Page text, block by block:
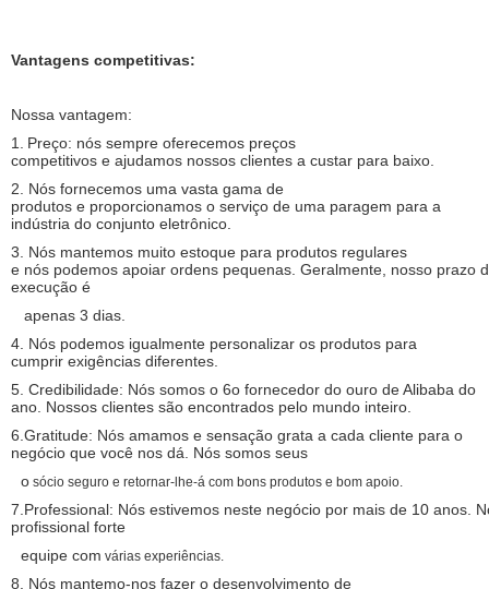
Vantagens competitivas:
Nossa vantagem:
1.
Preço: nós sempre oferecemos preços
competitivos e ajudamos nossos clientes a custar para baixo.
2. Nós fornecemos uma vasta gama de
produtos e proporcionamos o serviço de uma paragem para a
indústria do conjunto eletrônico.
3. Nós mantemos muito estoque para produtos regulares
e nós podemos apoiar ordens pequenas. Geralmente, nosso prazo
execução é
apenas 3 dias.
4. Nós podemos igualmente personalizar os produtos para
cumprir exigências diferentes.
5. Credibilidade: Nós somos o 6o fornecedor do ouro de Alibaba do
ano. Nossos clientes são encontrados pelo mundo inteiro.
6.Gratitude: Nós amamos e sensação grata a cada cliente para o
negócio que você nos dá. Nós somos seus
o sócio seguro e retornar-lhe-á com bons produtos e bom apoio.
7.Professional: Nós estivemos neste negócio por mais de 10 anos.
profissional forte
equipe com várias experiências.
8. Nós mantemo-nos fazer o desenvolvimento de